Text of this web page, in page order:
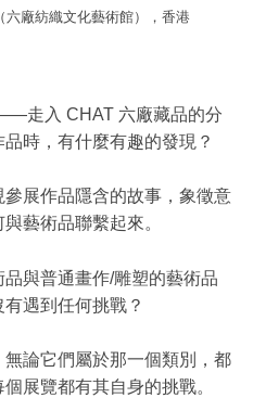
六廠紡織文化藝術館），香港
走入 CHAT 六廠藏品的分
時，有什麼有趣的發現？
展作品隱含的故事，象徵意
藝術品聯繫起來。
與普通畫作/雕塑的藝術品
遇到任何挑戰？
論它們屬於那一個類別，都
展覽都有其自身的挑戰。